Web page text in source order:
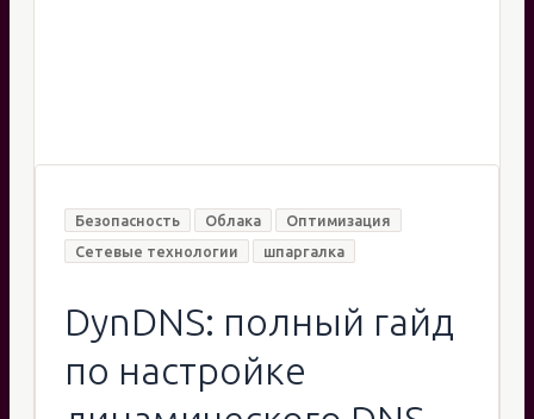
Безопасность Облака
Оптимизация
Сетевые технологии
шпаргалка
DynDNS: полный гайд
по настройке